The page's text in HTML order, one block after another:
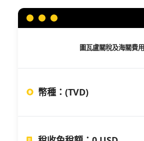
圖瓦盧關稅及海關費用
幣種 ： (TVD)